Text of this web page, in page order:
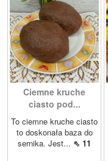
Ciemne kruche
ciasto pod...
To ciemne kruche ciasto
to doskonała baza do
sernika. Jest... ⇖ 11